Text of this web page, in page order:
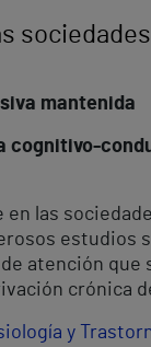
mantenida
las
estudios
atención
crónica
y